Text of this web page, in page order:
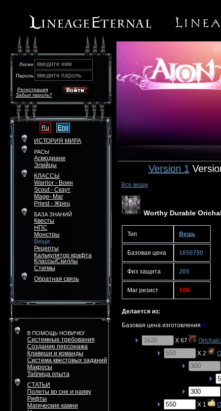
Логин введите имя
Пароль введите пароль
Забыл пароль?
Регистрация
Ru
Eng
ИСТОРИЯ МИРА
РАСЫ
Асмодиане
Элийцы
КЛАССЫ
Warrior - Воин
Scout - Скаут
Mage- Маг
Priest - Жрец
БАЗА ЗНАНИЙ
Квесты
НПС
Монстры
Вещи
Рецепты
Калькулятор крафта
Классы/Скиллы
Стигмы
Обратная связь
В ПОМОЩЬ НОВИЧКУ
Системные требования
Создание персонажа
Клавиши и команды
Система квестовых заданий
Макросы
Таблица опыта
СТАТЬИ
Полеты во сне и наяву
Рифты
Магические камни
Version 1
Все вещи
Worthy Durable
Тип Вещь
Базовая цена 1650750
Физ защита 265
Маг резист 106
Делается из:
Базовая цена изготовления 0
X 67
X 2
X 1